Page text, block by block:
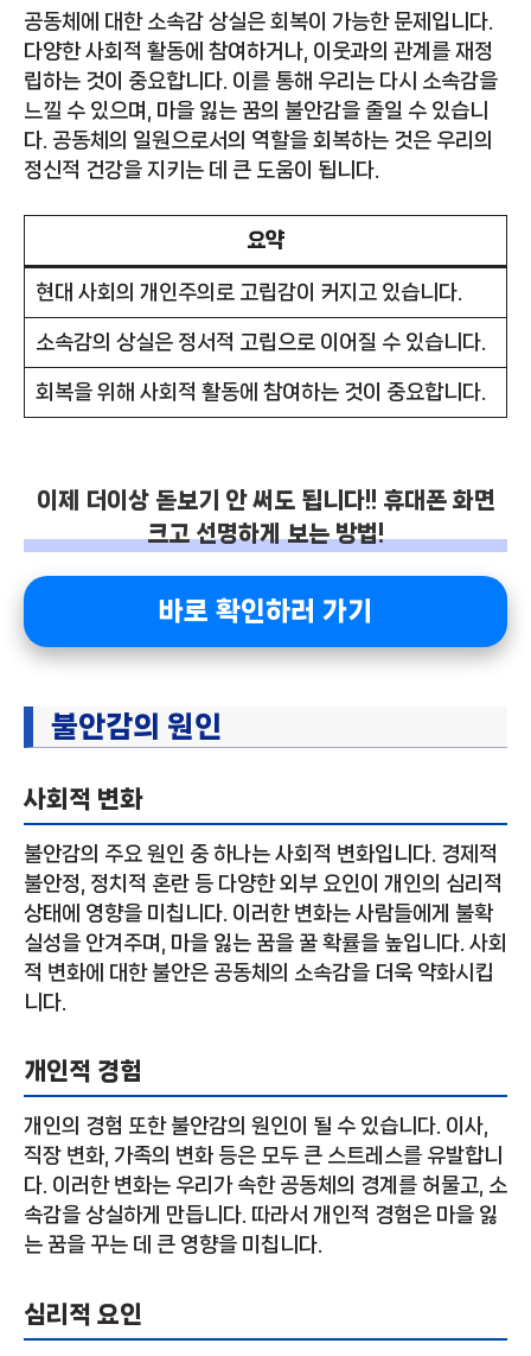
공동체에 대한 소속감 상실은 회복이 가능한 문제입니다.
다양한 사회적 활동에 참여하거나, 이웃과의 관계를 재정
립하는 것이 중요합니다. 이를 통해 우리는 다시 소속감을
느낄 수 있으며, 마을 잃는 꿈의 불안감을 줄일 수 있습니
다. 공동체의 일원으로서의 역할을 회복하는 것은 우리의
정신적 건강을 지키는 데 큰 도움이 됩니다.
요약
현대 사회의 개인주의로 고립감이 커지고 있습니다.
소속감의 상실은 정서적 고립으로 이어질 수 있습니다.
회복을 위해 사회적 활동에 참여하는 것이 중요합니다.
이제 더이상 돋보기 안 써도 됩니다!! 휴대폰 화면
크고 선명하게 보는 방법!
바로 확인하러 가기
불안감의 원인
사회적 변화
불안감의 주요 원인 중 하나는 사회적 변화입니다. 경제적
불안정, 정치적 혼란 등 다양한 외부 요인이 개인의 심리적
상태에 영향을 미칩니다. 이러한 변화는 사람들에게 불확
실성을 안겨주며, 마을 잃는 꿈을 꿀 확률을 높입니다. 사회
적 변화에 대한 불안은 공동체의 소속감을 더욱 약화시킵
니다.
개인적 경험
개인의 경험 또한 불안감의 원인이 될 수 있습니다. 이사,
직장 변화, 가족의 변화 등은 모두 큰 스트레스를 유발합니
다. 이러한 변화는 우리가 속한 공동체의 경계를 허물고, 소
속감을 상실하게 만듭니다. 따라서 개인적 경험은 마을 잃
는 꿈을 꾸는 데 큰 영향을 미칩니다.
심리적 요인